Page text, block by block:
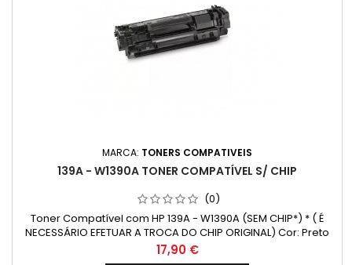
MARCA: TONERS COMPATIVEIS
139A - W1390A TONER COMPATÍVEL S/ CHIP
(0)
Toner Compatível com HP 139A - W1390A (SEM CHIP*) * ( É
NECESSÁRIO EFETUAR A TROCA DO CHIP ORIGINAL) Cor: Preto
Rendimento Médio: 1.500 Páginas*
Preço
17,90 €